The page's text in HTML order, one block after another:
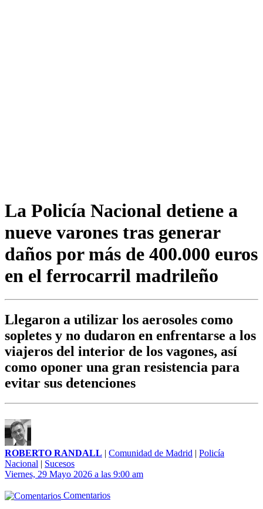
La Policía Nacional detiene a
nueve varones tras generar
daños por más de 400.000 euros
en el ferrocarril madrileño
Llegaron a utilizar los aerosoles como
sopletes y no dudaron en enfrentarse a los
viajeros del interior de los vagones, así
como oponer una gran resistencia para
evitar sus detenciones
ROBERTO RANDALL | Comunidad de Madrid | Policía
Nacional | Sucesos
Viernes, 29 Mayo 2026 a las 9:00 am
Comentarios